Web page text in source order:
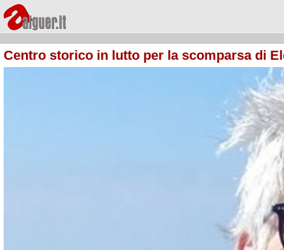
Centro storico in lutto per la scomparsa di